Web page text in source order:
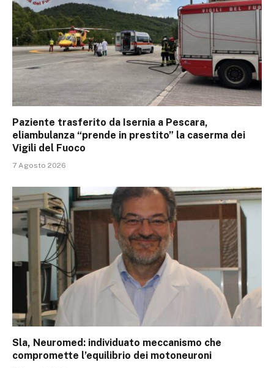
Paziente trasferito da Isernia a Pescara,
eliambulanza “prende in prestito” la caserma dei
Vigili del Fuoco
7 Agosto 2026
Sla, Neuromed: individuato meccanismo che
compromette l’equilibrio dei motoneuroni